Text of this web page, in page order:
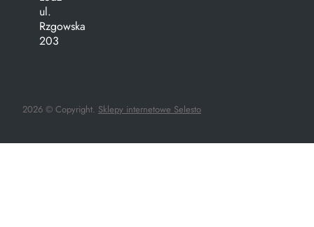
ul.
Rzgowska
203
2026 © Copyright. Sklepy internetowe Selesto